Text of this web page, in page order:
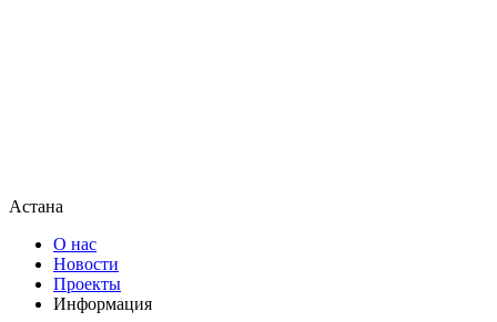
Астана
О нас
Новости
Проекты
Информация